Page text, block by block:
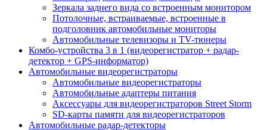
Зеркала заднего вида со встроенным монитором
Потолочные, встраиваемые, встроенные в
подголовник автомобильные мониторы
Автомобильные телевизоры и TV-тюнеры
Комбо-устройства 3 в 1 (видеорегистратор + радар-
детектор + GPS-информатор)
Автомобильные видеорегистраторы
Автомобильные видеорегистраторы
Автомобильные адаптеры питания
Аксессуары для видеорегистраторов Street Storm
SD-карты памяти для видеорегистраторов
Автомобильные радар-детекторы